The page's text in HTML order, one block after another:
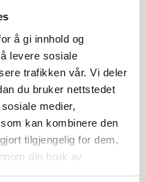
å gi innhold og
levere sosiale
trafikken vår. Vi deler
du bruker nettstedet
medier,
kan kombinere den
tilgjengelig for dem,
din bruk av
inviterer vi til en
sommerland.